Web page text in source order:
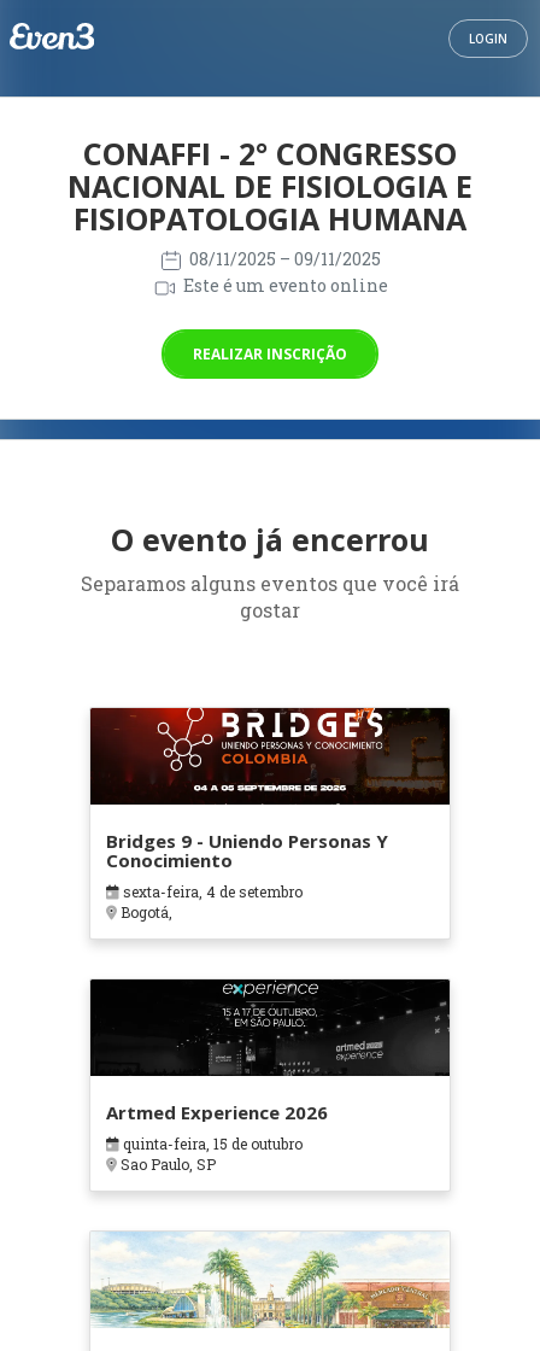
LOGIN
CONAFFI - 2° CONGRESSO
NACIONAL DE FISIOLOGIA E
FISIOPATOLOGIA HUMANA
08/11/2025 – 09/11/2025
Este é um evento online
REALIZAR INSCRIÇÃO
O evento já encerrou
Separamos alguns eventos que você irá
gostar
Bridges 9 - Uniendo Personas Y
Conocimiento
sexta-feira, 4 de setembro
Bogotá,
Artmed Experience 2026
quinta-feira, 15 de outubro
Sao Paulo, SP